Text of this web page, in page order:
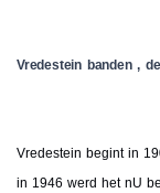
Vredestein banden ,
Vredestein begint in
in 1946 werd het nU